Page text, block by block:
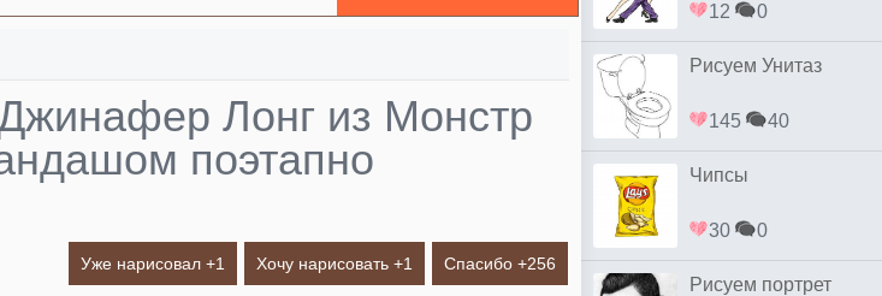
Лонг из Монстр
поэтапно
Уже нарисовал +1 Хочу нарисовать +1 Спасибо +256
12 0
Рисуем Унитаз
145 40
Чипсы
30 0
Рисуем портрет